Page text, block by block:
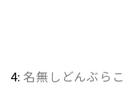
4:名無しどんぶらこ